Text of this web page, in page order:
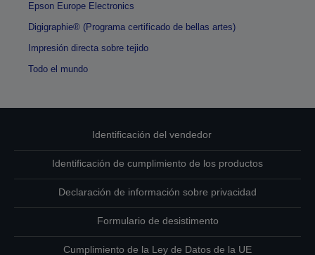
Epson Europe Electronics
Digigraphie® (Programa certificado de bellas artes)
Impresión directa sobre tejido
Todo el mundo
Identificación del vendedor
Identificación de cumplimiento de los productos
Declaración de información sobre privacidad
Formulario de desistimento
Cumplimiento de la Ley de Datos de la UE